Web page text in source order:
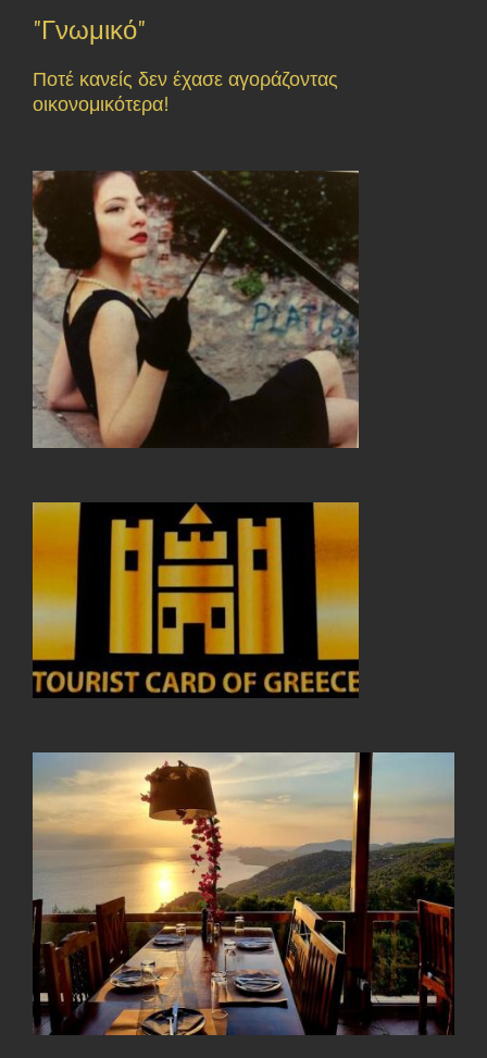
"Γνωμικό"
Ποτέ κανείς δεν έχασε αγοράζοντας
οικονομικότερα!